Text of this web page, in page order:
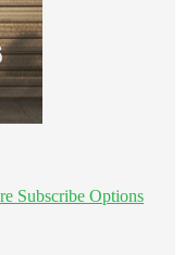
Subscribe Options